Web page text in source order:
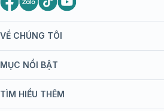
VỀ CHÚNG TÔI
Giới thiệu Tiêm Chủng FPT Long Châu
bán hàng
MỤC NỔI BẬT
Danh mục vắc xin
TÌM HIỂU THÊM